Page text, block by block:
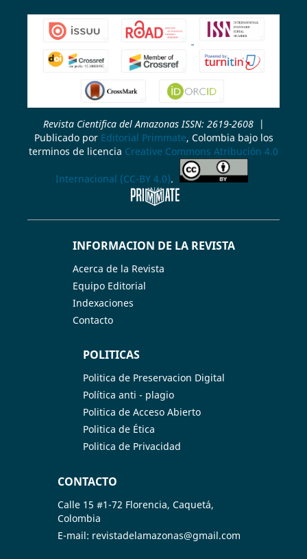
Revista Cientifica del Amazonas ISSN: 2619-2608|
Publicado por Editorial Primmate, Colombia bajo los
terminos de licencia Creative Commons Atribución 4.0
Internacional (CC-BY 4.0).
INFORMACION DE LA REVISTA
Acerca de la Revista
Equipo Editorial
Indexaciones
Contacto
POLITICAS
Politica de Preservacion Digital
Política anti - plagio
Politica de Acceso Abierto
Politica de Ética
Politica de Privacidad
CONTACTO
Calle 15 #1-72 Florencia, Caquetá,
Colombia
E-mail: revistadelamazonas@gmail.com